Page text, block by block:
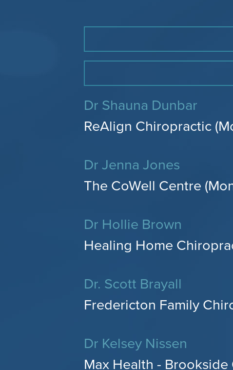
Dr Shauna Dunbar
ReAlign Chiropractic
Dr Jenna Jones
The CoWell Centre
Dr Hollie Brown
Healing Home
Dr. Scott Brayall
Fredericton Family
Dr Kelsey Nissen
Max Health -